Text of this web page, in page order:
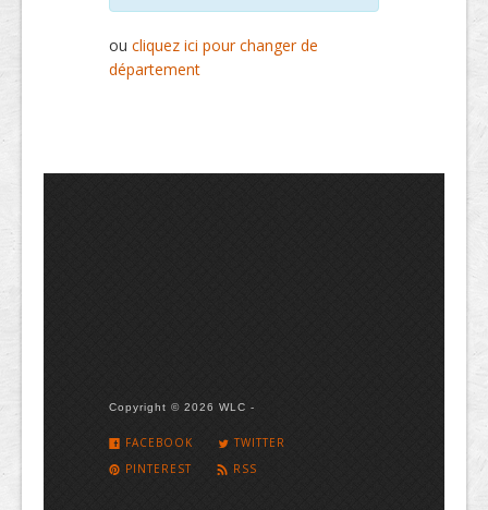
ou cliquez ici pour changer de
département
Copyright © 2026 WLC -
FACEBOOK
TWITTER
PINTEREST
RSS